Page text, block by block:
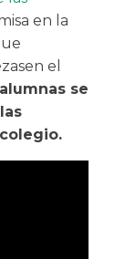
en la
el
se